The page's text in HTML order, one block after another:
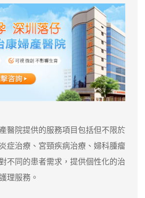
院提供的服務項目包括但不限於
症治療、宮頸疾病治療、婦科腫瘤
不同的患者需求，提供個性化的治
理服務。